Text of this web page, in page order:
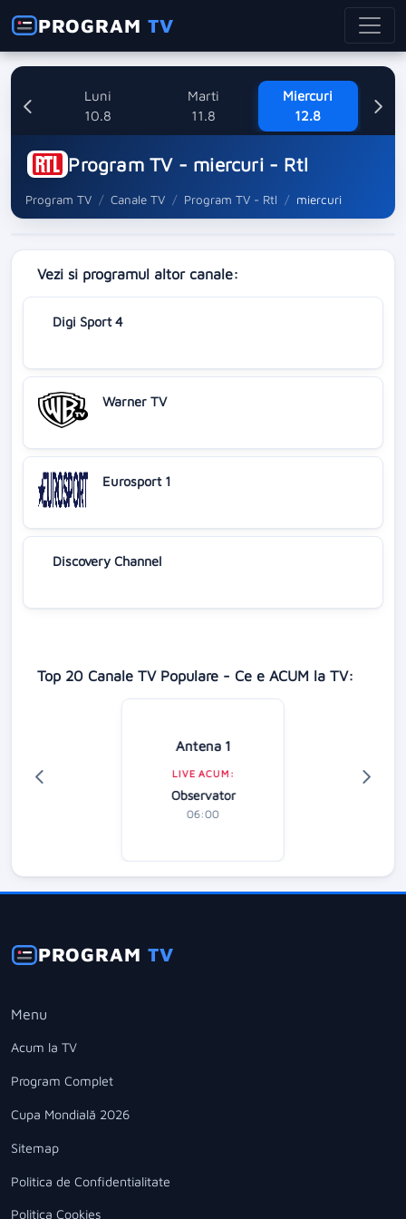
PROGRAMTV
Luni
10.8
Marti
11.8
Miercuri
12.8
Program TV - miercuri - Rtl
Program TV Canale TV Program TV - Rtl miercuri
Vezi si programul altor canale:
Digi Sport 4
Warner TV
Eurosport 1
Discovery Channel
Top 20 Canale TV Populare - Ce e ACUM la TV:
Antena 1
LIVE ACUM:
Observator
06:00
PROGRAMTV
Menu
Acum la TV
Program Complet
Cupa Mondială 2026
Sitemap
Politica de Confidentialitate
Politica Cookies